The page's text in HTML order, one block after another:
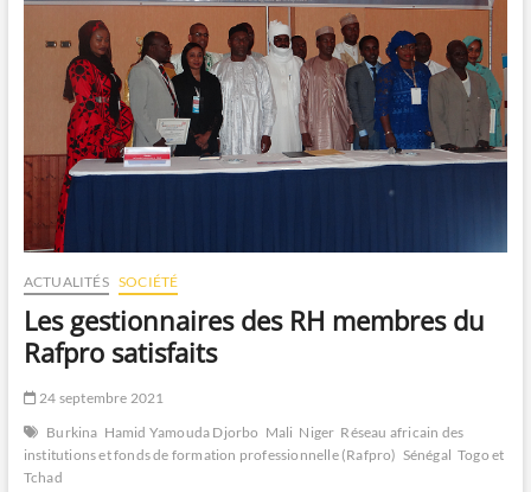
ACTUALITÉS SOCIÉTÉ
Les gestionnaires des RH membres du
Rafpro satisfaits
24 septembre 2021
Burkina Hamid Yamouda Djorbo Mali Niger Réseau africain des
institutions et fonds de formation professionnelle (Rafpro) Sénégal Togo et
Tchad